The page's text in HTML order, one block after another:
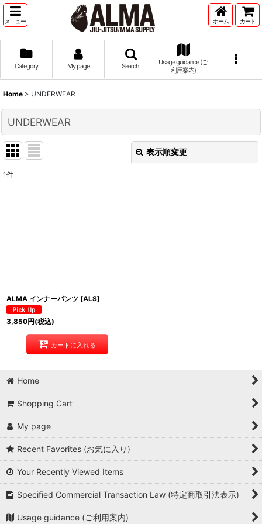
メニュー ホーム カート
Category My page Search
Usage guidance (ご
利用案内)
Home > UNDERWEAR
UNDERWEAR
表示順変更
1件
ALMA インナーパンツ [ALS]
3,850円(税込)
カートに入れる
Home
Shopping Cart
My page
Recent Favorites (お気に入り)
Your Recently Viewed Items
Specified Commercial Transaction Law (特定商取引法表示)
Usage guidance (ご利用案内)